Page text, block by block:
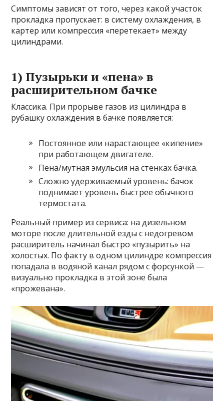
Симптомы зависят от того, через какой участок
прокладка пропускает: в систему охлаждения, в
картер или компрессия «перетекает» между
цилиндрами.
1) Пузырьки и «пена» в
расширительном бачке
Классика. При прорыве газов из цилиндра в
рубашку охлаждения в бачке появляется:
Постоянное или нарастающее «кипение»
при работающем двигателе.
Пена/мутная эмульсия на стенках бачка.
Сложно удерживаемый уровень: бачок
поднимает уровень быстрее обычного
термостата.
Реальный пример из сервиса: на дизельном
моторе после длительной езды с недогревом
расширитель начинал быстро «пузырить» на
холостых. По факту в одном цилиндре компрессия
попадала в водяной канал рядом с форсункой —
визуально прокладка в этой зоне была
«прожевана».